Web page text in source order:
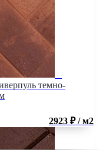
темно-
2923 ₽ / м2